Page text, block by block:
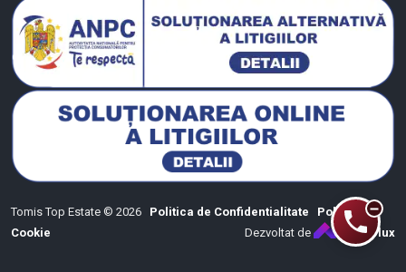
Tomis Top Estate © 2026 Politica de Confidentialitate
Politica de
Cookie
Dezvoltat de ImmoFlux